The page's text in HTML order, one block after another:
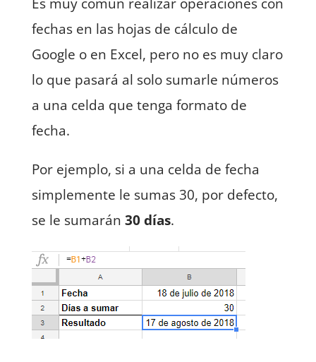
fechas en las hojas de cálculo de
Google o en Excel, pero no es muy claro
lo que pasará al solo sumarle números
a una celda que tenga formato de
fecha.
Por ejemplo, si a una celda de fecha
simplemente le sumas 30, por defecto,
se le sumarán 30 días.